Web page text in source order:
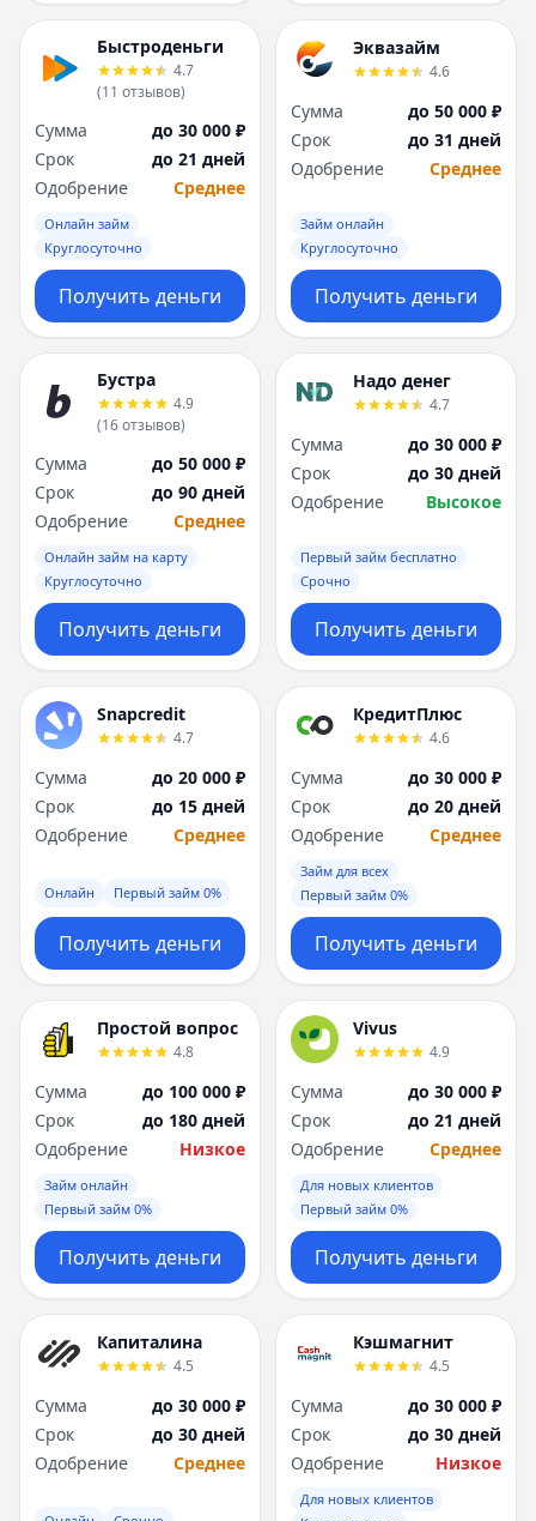
Быстроденьги
4.7
(11 отзывов)
Сумма
до 30 000 ₽
Срок
до 21 дней
Одобрение
Среднее
Онлайн займ
Круглосуточно
Получить деньги
Эквазайм
4.6
Сумма
до 50 000 ₽
Срок
до 31 дней
Одобрение
Среднее
Займ онлайн
Круглосуточно
Получить деньги
Бустра
4.9
(16отзывов)
Сумма
до 50 000 ₽
Срок
до 90 дней
Одобрение
Среднее
Онлайн займ на карту
Круглосуточно
Получить деньги
Надо денег
4.7
Сумма
до 30 000 ₽
Срок
до 30 дней
Одобрение
Высокое
Первый займ бесплатно
Срочно
Получить деньги
Snapcredit
4.7
Сумма
до 20 000 ₽
Срок
до 15 дней
Одобрение
Среднее
Онлайн Первый займ 0%
Получить деньги
КредитПлюс
4.6
Сумма
до 30 000 ₽
Срок
до 20 дней
Одобрение
Среднее
Займ для всех
Первый займ 0%
Получить деньги
Простой вопрос
4.8
Сумма
до 100 000 ₽
Срок
до 180 дней
Одобрение
Низкое
Займ онлайн
Первый займ 0%
Получить деньги
Vivus
4.9
Сумма
до 30 000 ₽
Срок
до 21 дней
Одобрение
Среднее
Для новых клиентов
Первый займ 0%
Получить деньги
Капиталина
4.5
Сумма
до 30 000 ₽
Срок
до 30 дней
Одобрение
Среднее
Кэшмагнит
4.5
Сумма
до 30 000 ₽
Срок
до 30 дней
Одобрение
Низкое
Для новых клиентов